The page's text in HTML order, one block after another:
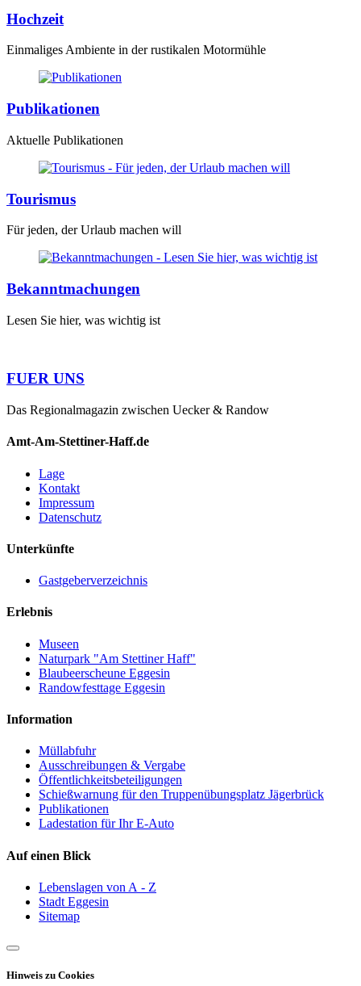
Hochzeit
Einmaliges Ambiente in der rustikalen Motormühle
Publikationen
Aktuelle Publikationen
Tourismus
Für jeden, der Urlaub machen will
Bekanntmachungen
Lesen Sie hier, was wichtig ist
FUER UNS
Das Regionalmagazin zwischen Uecker & Randow
Amt-Am-Stettiner-Haff.de
Lage
Kontakt
Impressum
Datenschutz
Unterkünfte
Gastgeberverzeichnis
Erlebnis
Museen
Naturpark "Am Stettiner Haff"
Blaubeerscheune Eggesin
Randowfesttage Eggesin
Information
Müllabfuhr
Ausschreibungen & Vergabe
Öffentlichkeitsbeteiligungen
Schießwarnung für den Truppenübungsplatz Jägerbrück
Publikationen
Ladestation für Ihr E-Auto
Auf einen Blick
Lebenslagen von A - Z
Stadt Eggesin
Sitemap
Hinweis zu Cookies